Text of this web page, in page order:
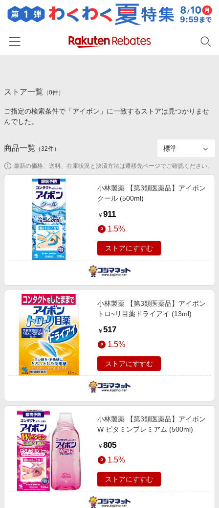
カテゴリー一覧
百貨店・総合ECモール
食品・スイーツ・お酒
コスメ・健康・医薬品
キッズ・ベビー用品
家電・PC・スマホ・カメラ
エンタメ
スポーツ・アウトドア・ゴルフ
インテリア・寝具
旅行・レジャー・ホテル予約
生活・お役立ち
金融・マネー・保険
デジタルコンテンツ
ビジネス・その他サービス
イベント一覧
初回購入者限定特典
対象ストア新規限定特典
新着ストアのご紹介
電子書籍特集
楽天ペイ導入ストア
楽天サービス特集
旅行特集
お中元特集2026
とことん買い物チャレンジ
Apple公式サイト×楽天カード分割払い
Qoo10メガポ
楽天IDでログイン/会員登録
ストア一覧 （0件）
ご指定の検索条件で「アイボン」に一致するストアは見つかりませ
んでした。
商品一覧 （32件）
最新の価格、送料、在庫状況と決済方法は遷移先ページでご確認ください。
小林製薬 【第3類医薬品】アイボン
クール (500ml)
￥ 911
1.5%
ストアにすすむ
小林製薬 【第3類医薬品】アイボン
トロ~リ目薬ドライアイ (13ml)
￥ 517
1.5%
ストアにすすむ
小林製薬 【第3類医薬品】アイボン
W ビタミンプレミアム (500ml)
￥ 805
1.5%
ストアにすすむ